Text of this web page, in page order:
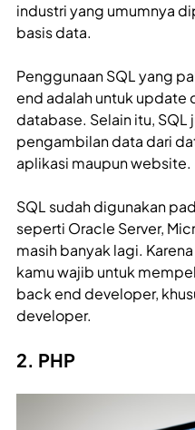
industri yang umumnya
basis data.
Penggunaan SQL yang
end adalah untuk update
database. Selain itu,
pengambilan data dari
aplikasi maupun website.
SQL sudah digunakan
seperti Oracle Server,
masih banyak lagi.
kamu wajib untuk
back end developer,
developer.
2. PHP